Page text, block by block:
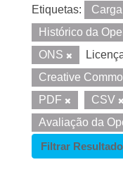
Etiquetas: Carga
Histórico da
ONS
Creative
PDF
CSV
Avaliação da
Filtrar